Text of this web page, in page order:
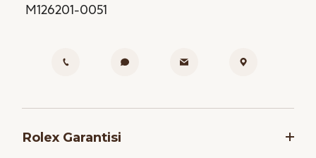
M126201-0051
Rolex Garantisi